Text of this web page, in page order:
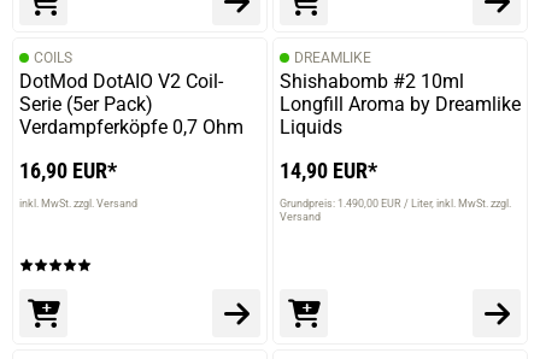
Die Bewertung erfolgte ohne Abgabe eines Kommentars
28.01.2023 — via
Trustedshops.de
Jessica S.
Die Bewertung erfolgte ohne Abgabe eines Kommentars
COILS
DotMod DotAIO V2 Coil-
Serie (5er Pack)
Verdampferköpfe 0,7 Ohm
16,90 EUR*
inkl. MwSt. zzgl. Versand
DREAMLIKE
Shishabomb #2 10ml
Longfill Aroma by Dreamlike
Liquids
14,90 EUR*
Grundpreis: 1.490,00 EUR / Liter inkl. MwSt. zzgl.
Versand